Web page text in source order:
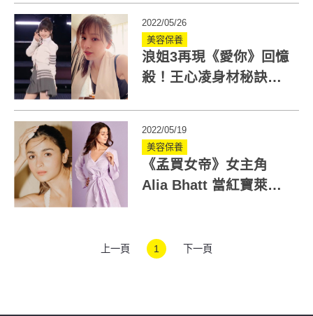
2022/05/26
美容保養
浪姐3再現《愛你》回憶
殺！王心凌身材秘訣靠
2022/05/19
美容保養
《孟買女帝》女主角
Alia Bhatt 當紅寶萊塢
上一頁 1 下一頁